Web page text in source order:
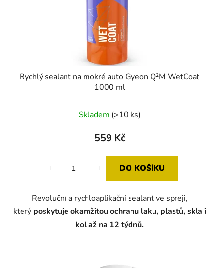
Rychlý sealant na mokré auto Gyeon Q²M WetCoat
1000 ml
hodnocení
produktu
5,0
hvězdiček.
Skladem (>10 ks)
559 Kč
DO KOŠÍKU
Revoluční a rychloaplikační sealant ve spreji,
který poskytuje okamžitou ochranu laku, plastů, skla i
kol až na 12 týdnů.